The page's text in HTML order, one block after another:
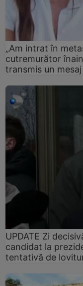
„Am intrat în
cutremurător
transmis un
UPDATE Zi
candidat la
tentativă de